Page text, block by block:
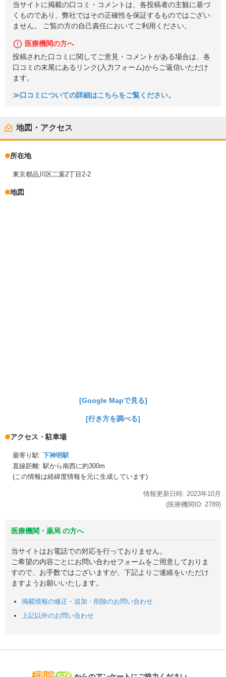
当サイトに掲載の口コミ・コメントは、各投稿者の主観に基づ
くものであり、弊社ではその正確性を保証するものではござい
ません。 ご覧の方の自己責任においてご利用ください。
医療機関の方へ
投稿された口コミに関してご意見・コメントがある場合は、各
口コミの末尾にあるリンク(入力フォーム)からご返信いただけ
ます。
≫口コミについての詳細はこちらをご覧ください。
地図・アクセス
所在地
東京都品川区二葉2丁目2-2
地図
[Google Mapで見る]
[行き方を調べる]
アクセス・駐車場
最寄り駅: 下神明駅
直線距離: 駅から南西に約300m
(この情報は経緯度情報を元に生成しています)
情報更新日時: 2023年10月
(医療機関ID: 2789)
医療機関・薬局 の方へ
当サイトはお電話での対応を行っておりません。
ご希望の内容ごとにお問い合わせフォームをご用意しておりま
すので、お手数ではございますが、下記よりご連絡をいただけ
ますようお願いいたします。
掲載情報の修正・追加・削除のお問い合わせ
上記以外のお問い合わせ